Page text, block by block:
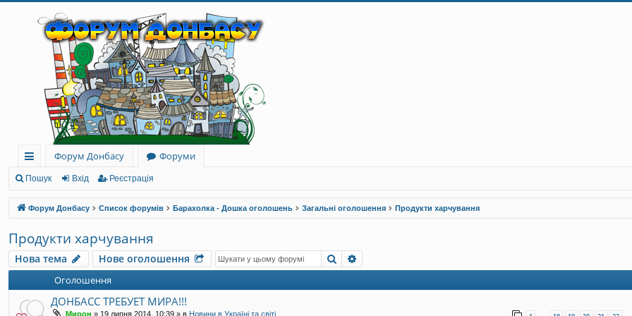
ви
дк
и
й
до
ст
уп
Форум Донбасу
Форуми
Пошук Вхід Реєстрація
Форум Донбасу Список форумів Барахолка - Дошка оголошень Загальні оголошення Продукти харчування
Продукти харчування
Нова тема Нове оголошення Пошук
Оголошення
ДОНБАСС ТРЕБУЕТ МИРА!!!
Мирон » 19 липня 2014, 10:39 » в Новини в Україні та світі